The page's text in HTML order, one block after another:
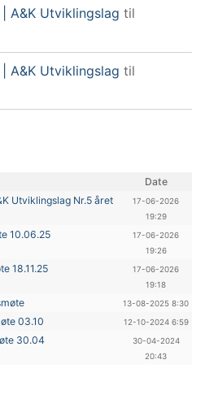
A&K Utviklingslag til
A&K Utviklingslag til
Date
Utviklingslag Nr.5 året
17-06-2026
19:29
10.06.25
17-06-2026
19:26
18.11.25
17-06-2026
19:18
13-08-2025 8:30
03.10 12-10-2024 6:59
30.04
30-04-2024
20:43